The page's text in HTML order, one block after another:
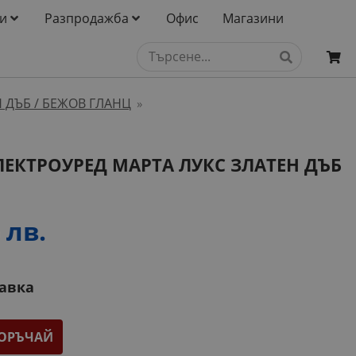
Разпродажба Офис Магазини
ДЪБ / БЕЖОВ ГЛАНЦ »
МАРТА ЛУКС ЗЛАТЕН ДЪБ
лв.